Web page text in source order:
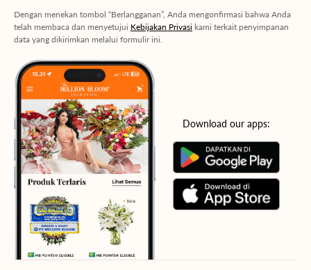
Dengan menekan tombol “Berlangganan”, Anda mengonfirmasi bahwa Anda
telah membaca dan menyetujui Kebijakan Privasi kami terkait penyimpanan
data yang dikirimkan melalui formulir ini.
Download our apps: